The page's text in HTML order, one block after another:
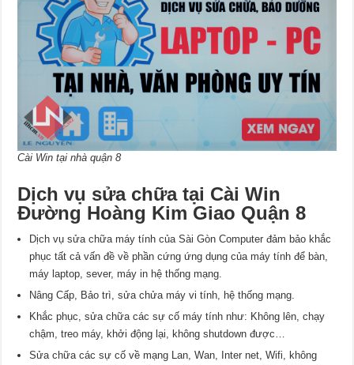
Cài Win tại nhà quận 8
Dịch vụ sửa chữa tại Cài Win
Đường Hoàng Kim Giao Quận 8
Dịch vụ sửa chữa máy tính của Sài Gòn Computer đảm bảo khắc
phục tất cả vấn đề về phần cứng ứng dụng của máy tính để bàn,
máy laptop, sever, máy in hệ thống mạng.
Nâng Cấp, Bảo trì, sửa chửa máy vi tính, hệ thống mạng.
Khắc phục, sửa chữa các sự cố máy tính như: Không lên, chạy
chậm, treo máy, khởi động lại, không shutdown được…
Sửa chữa các sự cố về mạng Lan, Wan, Inter net, Wifi, không